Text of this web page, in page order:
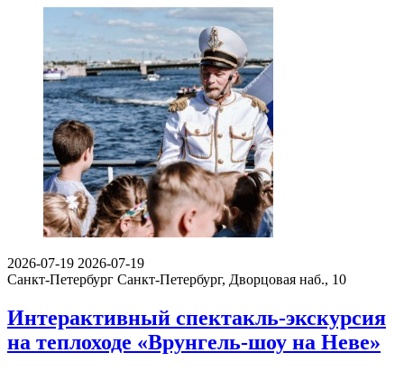
2026-07-19 2026-07-19
Санкт-Петербург Санкт-Петербург, Дворцовая наб., 10
Интерактивный спектакль-экскурсия
на теплоходе «Врунгель-шоу на Неве»